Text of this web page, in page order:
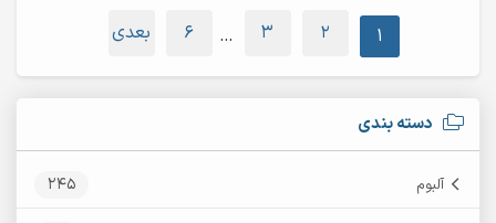
دسته بندی
آلبوم 245
1
2
3
…
6 بعدی